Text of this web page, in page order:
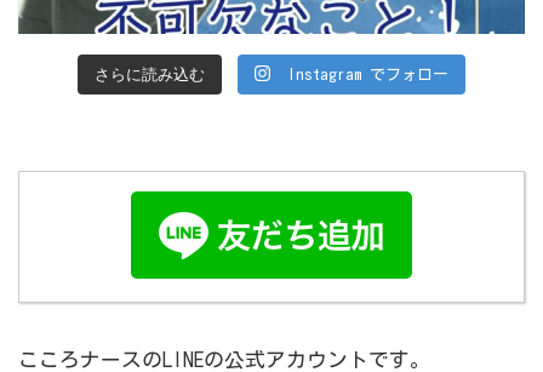
さらに読み込む Instagram でフォロー
こころナースのLINEの公式アカウントです。